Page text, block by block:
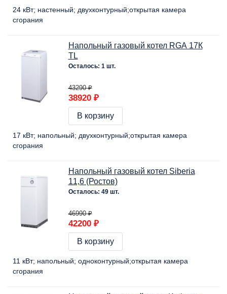
24 кВт настенный двухконтурный открытая камера
сгорания
Напольный газовый котел RGA 17К
TL
Осталось: 1 шт.
43290 ₽
38920 ₽
В корзину
17 кВт напольный двухконтурный открытая камера
сгорания
Напольный газовый котел Siberia
11,6 (Ростов)
Осталось: 49 шт.
46990 ₽
42200 ₽
В корзину
11 кВт напольный одноконтурный открытая камера
сгорания